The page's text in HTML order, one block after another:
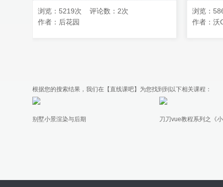
浏览：5219次 评论数：2次
作者： 后花园
浏览：
作者： 沃
根据您的搜索结果，我们在【直线课吧】为您找到到以下相关课程：
别墅小景渲染与后期 刀刀vue教程系列之《